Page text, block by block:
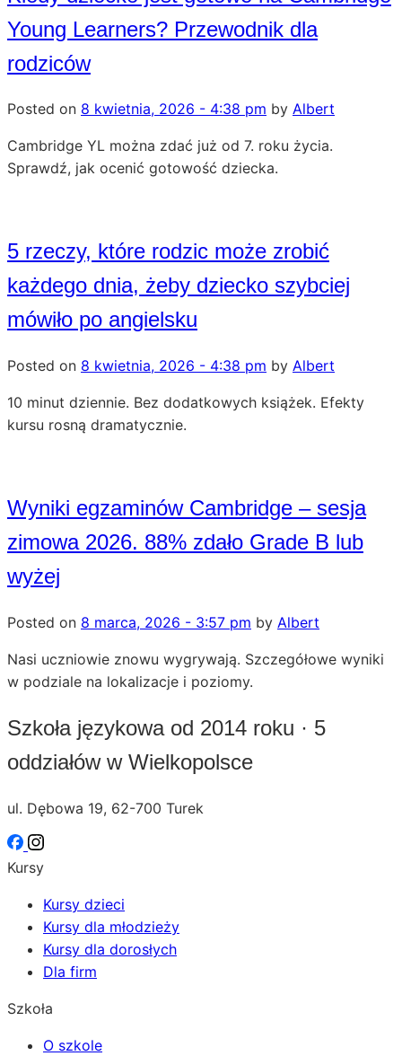
Young Learners? Przewodnik dla
rodziców
Posted on 8 kwietnia, 2026 - 4:38 pm by Albert
Cambridge YL można zdać już od 7. roku życia.
Sprawdź, jak ocenić gotowość dziecka.
5 rzeczy, które rodzic może zrobić
każdego dnia, żeby dziecko szybciej
mówiło po angielsku
Posted on 8 kwietnia, 2026 - 4:38 pm by Albert
10 minut dziennie. Bez dodatkowych książek. Efekty
kursu rosną dramatycznie.
Wyniki egzaminów Cambridge – sesja
zimowa 2026. 88% zdało Grade B lub
wyżej
Posted on 8 marca, 2026 - 3:57 pm by Albert
Nasi uczniowie znowu wygrywają. Szczegółowe wyniki
w podziale na lokalizacje i poziomy.
Szkoła językowa od 2014 roku · 5
oddziałów w Wielkopolsce
ul. Dębowa 19, 62-700 Turek
Kursy
Kursy dzieci
Kursy dla młodzieży
Kursy dla dorosłych
Dla firm
Szkoła
O szkole